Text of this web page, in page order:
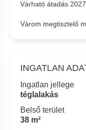
Várható átadás
Várom megtisztelő
INGATLAN
Ingatlan jellege
téglalakás
Belső terület
38 m²